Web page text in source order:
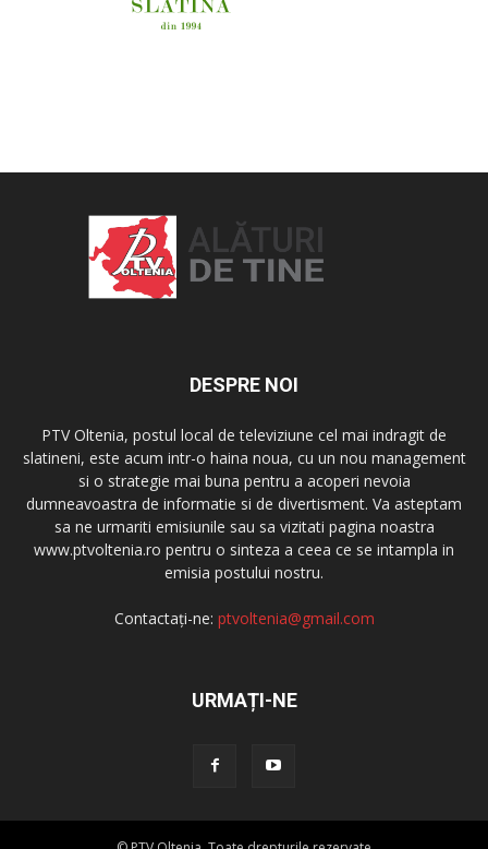
DESPRE NOI
PTV Oltenia, postul local de televiziune cel mai indragit de
slatineni, este acum intr-o haina noua, cu un nou management
si o strategie mai buna pentru a acoperi nevoia
dumneavoastra de informatie si de divertisment. Va asteptam
sa ne urmariti emisiunile sau sa vizitati pagina noastra
www.ptvoltenia.ro pentru o sinteza a ceea ce se intampla in
emisia postului nostru.
Contactați-ne: ptvoltenia@gmail.com
URMAȚI-NE